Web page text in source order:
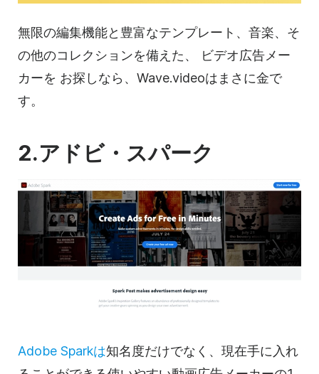
無限の編集機能と豊富なテンプレート 、音楽、そ
の他のコレクションを備えた、
ビデオ広告メー
カーを お探しなら、Wave.videoはまさに金で
す。
2.アドビ・スパーク
Adobe Sparkは知名度だけでなく、現在手に入れ